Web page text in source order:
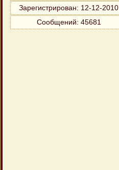
Зарегистрирован: 12-12-2010
Сообщений: 45681